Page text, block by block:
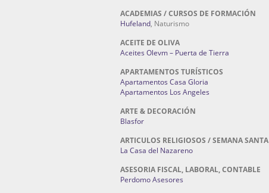
ACADEMIAS / CURSOS DE FORMACIÓN
Hufeland, Naturismo
ACEITE DE OLIVA
Aceites Olevm – Puerta de Tierra
APARTAMENTOS TURÍSTICOS
Apartamentos Casa Gloria
Apartamentos Los Angeles
ARTE & DECORACIÓN
Blasfor
ARTICULOS RELIGIOSOS / SEMANA SANTA
La Casa del Nazareno
ASESORIA FISCAL, LABORAL, CONTABLE
Perdomo Asesores